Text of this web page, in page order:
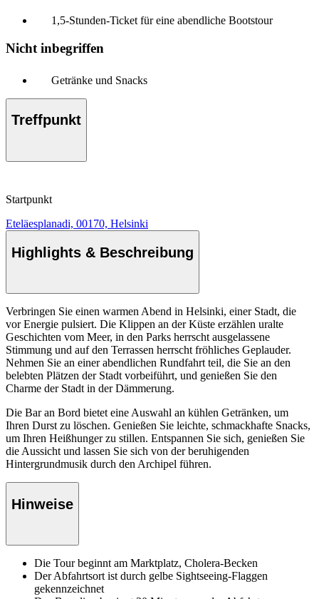
1,5-Stunden-Ticket für eine abendliche Bootstour
Nicht inbegriffen
Getränke und Snacks
Treffpunkt
Startpunkt
Eteläesplanadi, 00170, Helsinki
Highlights & Beschreibung
Verbringen Sie einen warmen Abend in Helsinki, einer Stadt, die
vor Energie pulsiert. Die Klippen an der Küste erzählen uralte
Geschichten vom Meer, in den Parks herrscht ausgelassene
Stimmung und auf den Terrassen herrscht fröhliches Geplauder.
Nehmen Sie an einer abendlichen Rundfahrt teil, die Sie an den
belebten Plätzen der Stadt vorbeiführt, und genießen Sie den
Charme der Stadt in der Dämmerung.
Die Bar an Bord bietet eine Auswahl an kühlen Getränken, um
Ihren Durst zu löschen. Genießen Sie leichte, schmackhafte Snacks,
um Ihren Heißhunger zu stillen. Entspannen Sie sich, genießen Sie
die Aussicht und lassen Sie sich von der beruhigenden
Hintergrundmusik durch den Archipel führen.
Hinweise
Die Tour beginnt am Marktplatz, Cholera-Becken
Der Abfahrtsort ist durch gelbe Sightseeing-Flaggen
gekennzeichnet